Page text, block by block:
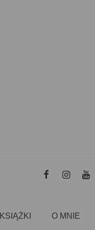
KSIĄŻKI O MNIE